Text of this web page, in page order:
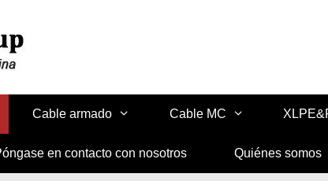
Cable armado Cable MC
en contacto con nosotros Quiénes somos